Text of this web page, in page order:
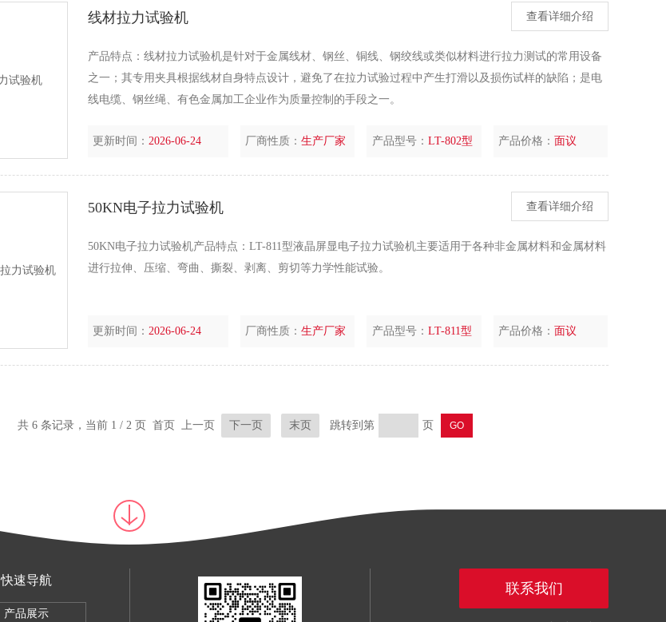
线材拉力试验机 查看详细介绍
产品特点：线材拉力试验机是针对于金属线材、钢丝、铜线、钢绞线或类似材料进行拉力测试的常用设备
之一；其专用夹具根据线材自身特点设计，避免了在拉力试验过程中产生打滑以及损伤试样的缺陷；是电
线电缆、钢丝绳、有色金属加工企业作为质量控制的手段之一。
更新时间：2026-06-24 厂商性质：生产厂家 产品型号： LT-802型 产品价格： 面议
50KN电子拉力试验机 查看详细介绍
50KN电子拉力试验机产品特点：LT-811型液晶屏显电子拉力试验机主要适用于各种非金属材料和金属材料
进行拉伸、压缩、弯曲、撕裂、剥离、剪切等力学性能试验。
更新时间：2026-06-24 厂商性质：生产厂家 产品型号： LT-811型 产品价格： 面议
共 6 条记录，当前 1 / 2 页 首页 上一页 下一页 末页 跳转到第 页
快速导航
产品展示
联系我们